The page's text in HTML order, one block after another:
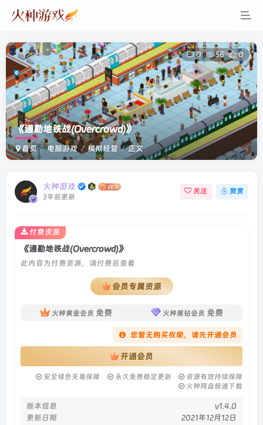
《通勤地铁战(Overcrowd)》
首页 电脑游戏 模拟经营 正文
0 56 0
火种游戏
3年前更新
关注 赞赏
《通勤地铁战(Overcrowd)》
此内容为付费资源，请付费后查看
会员专属资源
火种黄金会员 免费 火种黑钻会员 免费
您暂无购买权限，请先开通会员
开通会员
安全绿色无毒保障 永久免费稳定更新
资源有效持续保障
火种网盘极速下载
版本信息
v1.4.0
更新日期
2021年12月12日
付费资源
登录
没有账号？立即注册
登录密码
记住登录
社交账号登录
使用社交账号登录即表示同意用户协议 、隐私声明